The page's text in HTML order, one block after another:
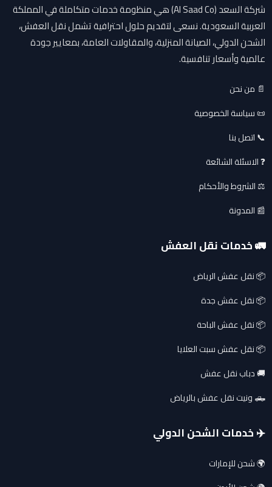
شركة السعد (Al Saad Co) هي منظومة خدمات متكاملة في المملكة
العربية السعودية. نسعى لتقديم حلول احترافية تشمل نقل العفش،
الشحن الدولي، الصيانة المنزلية، والمقاولات العامة، بمعايير جودة
عالمية وأسعار تنافسية.
📄 من نحن
📜 سياسة الخصوصية
📞 اتصل بنا
❓ الاسئلة الشائعة
⚖️ الشروط والأحكام
📰 المدونة
🚛 خدمات نقل العفش
📦 نقل عفش الرياض
📦 نقل عفش جدة
📦 نقل عفش الباحة
📦 نقل عفش سبت العلايا
🚚 دباب نقل عفش
🛻 ونيت نقل عفش بالرياض
✈️ خدمات الشحن الدولي
🌍 شحن للإمارات